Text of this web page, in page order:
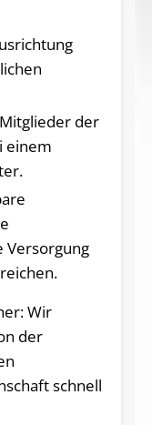
der
einem
Versorgung
Wir
der
schnell